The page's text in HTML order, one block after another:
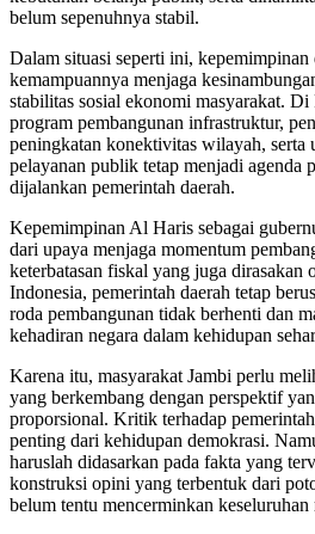
belum sepenuhnya stabil.
Dalam situasi seperti ini, kepemimpinan
kemampuannya menjaga
stabilitas sosial ekonomi masyarakat.
program pembangunan infrastruktur,
peningkatan konektivitas wilayah, serta
pelayanan publik tetap menjadi agenda
dijalankan pemerintah daerah.
Kepemimpinan Al Haris sebagai
dari upaya menjaga momentum
keterbatasan fiskal yang juga
Indonesia, pemerintah daerah tetap
roda pembangunan tidak berhenti dan
kehadiran negara dalam kehidupan
Karena itu, masyarakat Jambi perlu
yang berkembang dengan perspektif
proporsional. Kritik terhadap
penting dari kehidupan demokrasi.
haruslah didasarkan pada fakta yang
konstruksi opini yang terbentuk dari
belum tentu mencerminkan keseluruhan